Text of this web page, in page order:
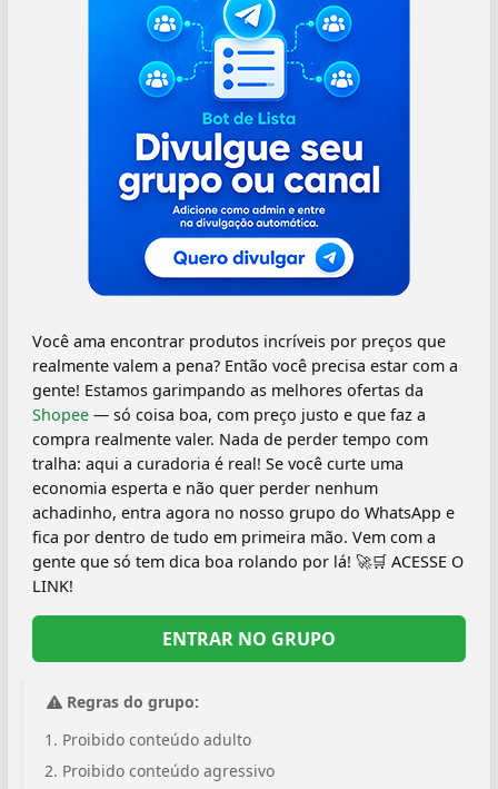
Você ama encontrar produtos incríveis por preços que
realmente valem a pena? Então você precisa estar com a
gente! Estamos garimpando as melhores ofertas da
Shopee — só coisa boa, com preço justo e que faz a
compra realmente valer. Nada de perder tempo com
tralha: aqui a curadoria é real! Se você curte uma
economia esperta e não quer perder nenhum
achadinho, entra agora no nosso grupo do WhatsApp e
fica por dentro de tudo em primeira mão. Vem com a
gente que só tem dica boa rolando por lá! 🚀🛒 ACESSE O
LINK!
ENTRAR NO GRUPO
Regras do grupo:
Proibido conteúdo adulto
Proibido conteúdo agressivo